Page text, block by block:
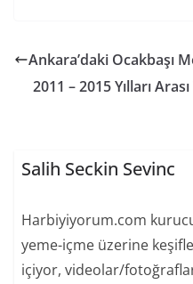
Ankara’daki Ocakbaşı
2011 – 2015 Yılları
Salih Seckin Sevinc
Harbiyiyorum.com
yeme-içme üzerine
içiyor, videolar/